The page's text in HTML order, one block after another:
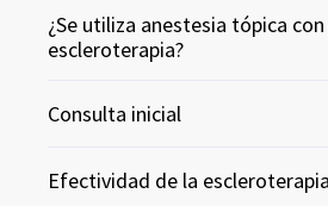
¿Se utiliza anestesia tópica con
escleroterapia?
Consulta inicial
Efectividad de la escleroterapia